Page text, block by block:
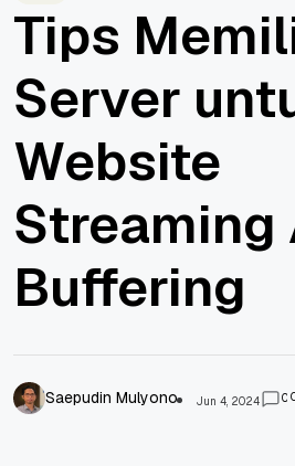
Tips
Server
Website
Streaming
Buffering
Saepudin Mulyono Jun 4, 2024 0